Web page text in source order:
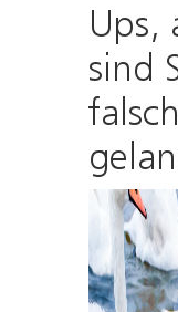
Ups,
sind